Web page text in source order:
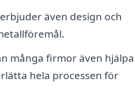
även design och
många firmor även
hela processen för